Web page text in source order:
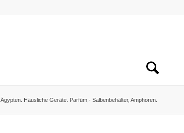
Ägypten. Häusliche Geräte. Parfüm,- Salbenbehälter, Amphoren.